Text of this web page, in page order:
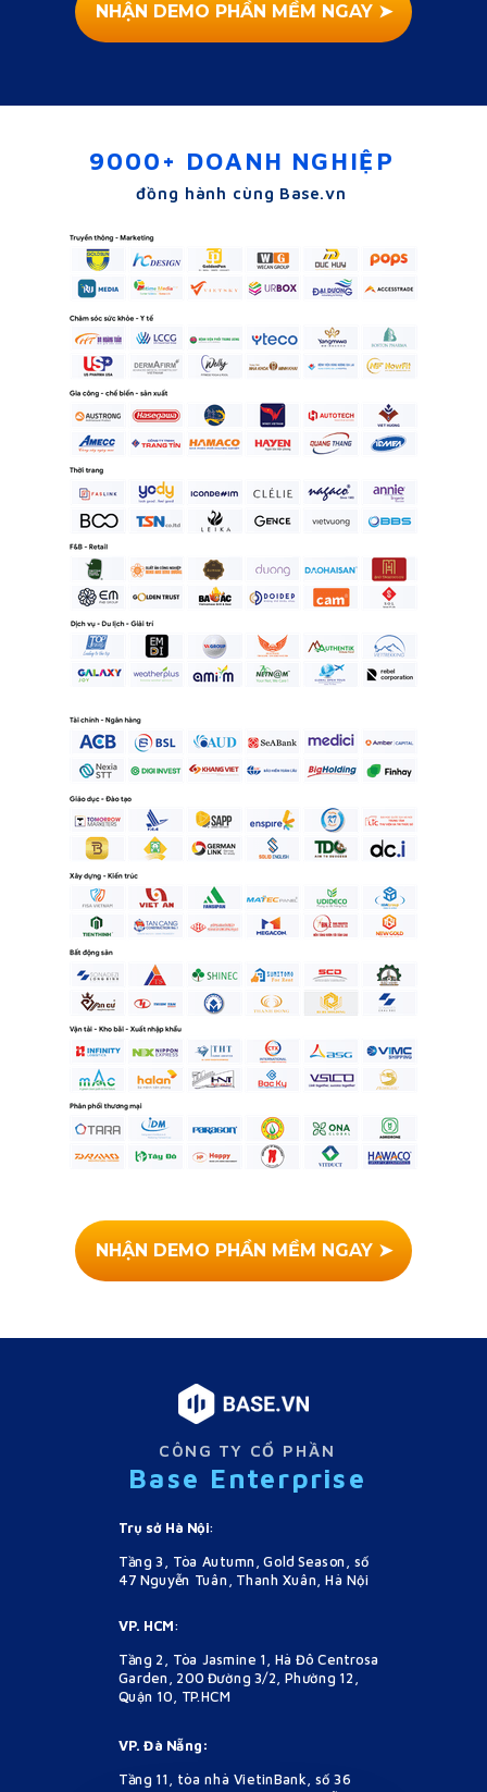
9000+ DOANH NGHIỆP
đồng hành cùng Base.vn
NHẬN DEMO PHẦN MỀM NGAY ➤
Trụ sở Hà Nội:
Tầng 3, Tòa Autumn, Gold Season, số
47 Nguyễn Tuân, Thanh Xuân, Hà Nội
VP. HCM:
Tầng 2, Tòa Jasmine 1, Hà Đô Centrosa
Garden, 200 Đường 3/2, Phường 12,
Quận 10, TP.HCM
VP. Đà Nẵng:
Tầng 11, tòa nhà VietinBank, số 36
CÔNG TY CỔ PHẦN
Base Enterprise
NHẬN DEMO PHẦN MỀM NGAY ➤